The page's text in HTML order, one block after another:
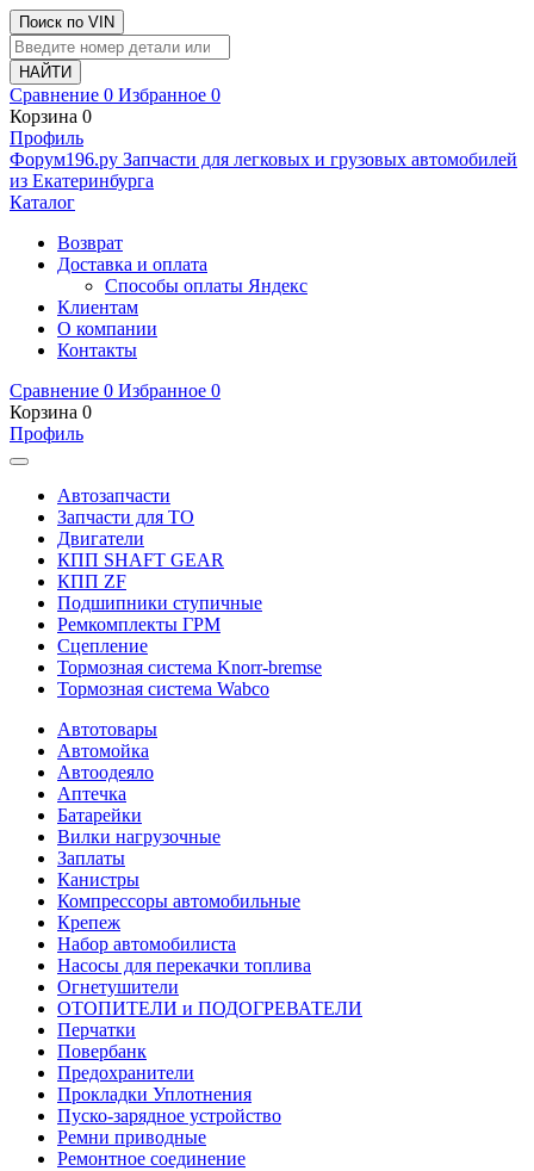
Поиск по VIN
Сравнение 0 Избранное 0
Корзина 0
Профиль
Фoрум196.ру Запчасти для легковых и грузовых автомобилей
из Екатеринбурга
Каталог
Возврат
Доставка и оплата
Способы оплаты Яндекс
Клиентам
О компании
Контакты
Сравнение 0 Избранное 0
Корзина 0
Профиль
Автозапчасти
Запчасти для ТО
Двигатели
КПП SHAFT GEAR
КПП ZF
Подшипники ступичные
Ремкомплекты ГРМ
Сцепление
Тормозная система Knorr-bremse
Тормозная система Wabco
Автотовары
Автомойка
Автоодеяло
Аптечка
Батарейки
Вилки нагрузочные
Заплаты
Канистры
Компрессоры автомобильные
Крепеж
Набор автомобилиста
Насосы для перекачки топлива
Огнетушители
ОТОПИТЕЛИ и ПОДОГРЕВАТЕЛИ
Перчатки
Повербанк
Предохранители
Прокладки Уплотнения
Пуско-зарядное устройство
Ремни приводные
Ремонтное соединение